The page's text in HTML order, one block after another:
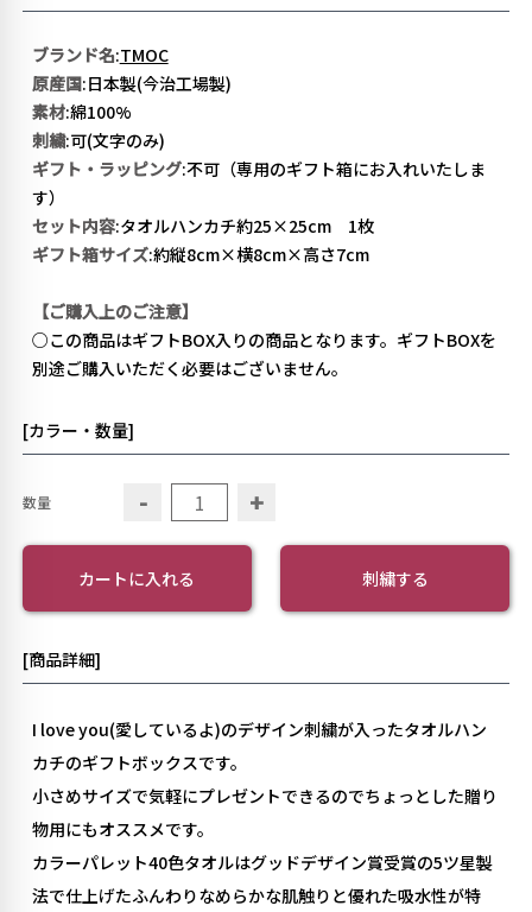
ブランド名:TMOC
原産国:日本製(今治工場製)
素材:綿100%
刺繍:可(文字のみ)
ギフト・ラッピング:不可（専用のギフト箱にお入れいたしま
す）
セット内容:タオルハンカチ約25×25cm 1枚
ギフト箱サイズ:約縦8cm×横8cm×高さ7cm
【ご購入上のご注意】
○この商品はギフトBOX入りの商品となります。ギフトBOXを
別途ご購入いただく必要はございません。
[カラー・数量]
数量 - +
カートに入れる 刺繍する
[商品詳細]
I love you(愛しているよ)のデザイン刺繍が入ったタオルハン
カチのギフトボックスです。
小さめサイズで気軽にプレゼントできるのでちょっとした贈り
物用にもオススメです。
カラーパレット40色タオルはグッドデザイン賞受賞の5ツ星製
法で仕上げたふんわりなめらかな肌触りと優れた吸水性が特